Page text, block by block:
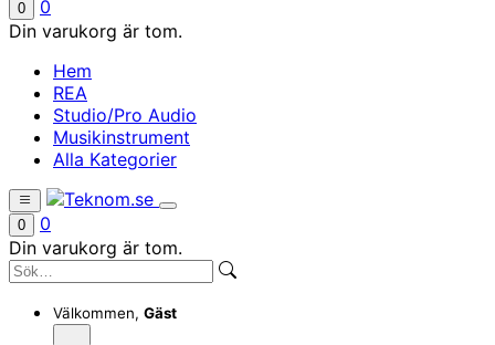
0
0
Din varukorg är tom.
Hem
REA
Studio/Pro Audio
Musikinstrument
Alla Kategorier
0
0
Din varukorg är tom.
Välkommen, Gäst